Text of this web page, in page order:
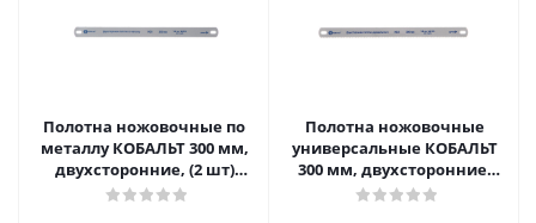
Полотна ножовочные по
металлу КОБАЛЬТ 300 мм,
двухсторонние, (2 шт)
блистор
Полотна ножовочные
универсальные КОБАЛЬТ
300 мм, двухсторонние,
дерево/металл, (2 шт)